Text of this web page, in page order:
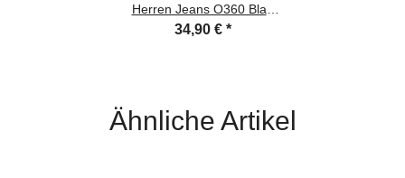
Herren Jeans O360 Blau
W31 L30 in
34,90 € *
Ähnliche Artikel